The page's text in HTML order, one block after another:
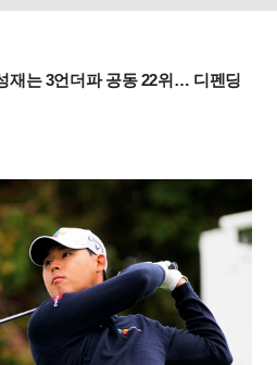
재는 3언더파 공동 22위… 디펜딩